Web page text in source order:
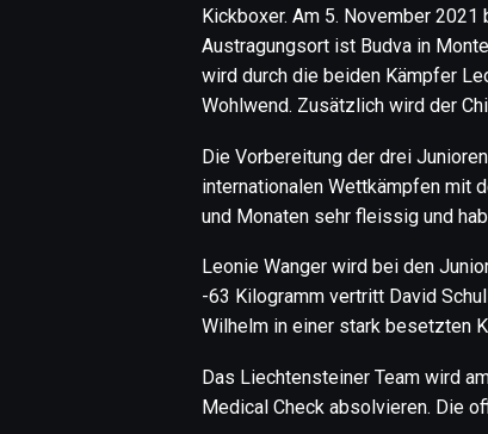
Kickboxer. Am 5. November
Austragungsort ist Budva in
wird durch die beiden Kämpfer
Wohlwend. Zusätzlich wird der
Die Vorbereitung der drei
internationalen Wettkämpfen mit
und Monaten sehr fleissig und
Leonie Wanger wird bei den
-63 Kilogramm vertritt David
Wilhelm in einer stark besetzten
Das Liechtensteiner Team wird
Medical Check absolvieren. Die